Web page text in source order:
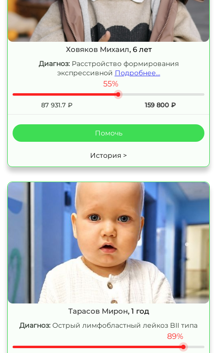
Ховяков Михаил, 6 лет
Диагноз: Расстройство формирования
экспрессивной Подробнее...
55%
87 931.7 ₽ 159 800₽
Помочь
История >
Тарасов Мирон, 1 год
Диагноз: Острый лимфобластный лейкоз BII типа
89%